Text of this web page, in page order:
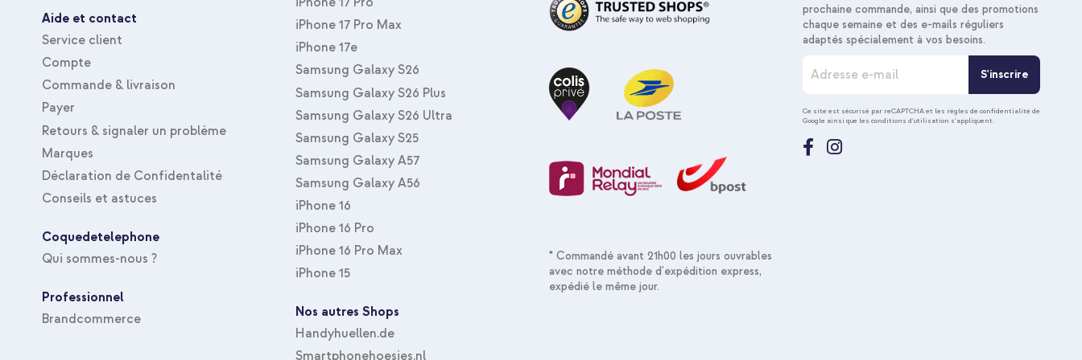
Évite les nœuds dans les câbles de vos écouteurs
Se pose comme support pour un visionnage pratique en mode mains-libres
Transforme votre smartphone ou votre tablette en un article de mode
Garantie d'un an incluse
Vous utilisez souvent votre appareil photo et souhaitez améliorer la prise en main de votre
smartphone ou de votre tablette ? Alors optez pour le PopSockets Basic Grip !
Aide et contact
Service client
Compte
Commande & livraison
Payer
Retours & signaler un problème
Marques
Déclaration de Confidentalité
Conseils et astuces
Coquedetelephone
Qui sommes-nous ?
Professionnel
Brandcommerce
iPhone 17 Pro Max
iPhone 17e
Samsung Galaxy S26
Samsung Galaxy S26 Plus
Samsung Galaxy S26 Ultra
Samsung Galaxy S25
Samsung Galaxy A57
Samsung Galaxy A56
iPhone 16
iPhone 16 Pro
iPhone 16 Pro Max
iPhone 15
Nos autres Shops
Handyhuellen.de
Smartphonehoesjes.nl
* Commandé avant 21h00 les jours ouvrables
avec notre méthode d'expédition express,
expédié le même jour.
prochaine commande, ainsi que des promotions
chaque semaine et des e-mails réguliers
adaptés spécialement à vos besoins.
c
r
p
S'inscrire
Ce site est sécurisé par reCAPTCHA et les règles de confidentialité de
Google ainsi que les conditions d'utilisation s'appliquent.